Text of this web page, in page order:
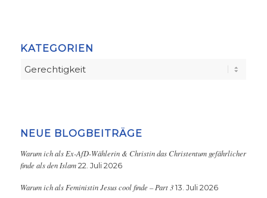
KATEGORIEN
Kategorien
NEUE BLOGBEITRÄGE
Warum ich als Ex-AfD-Wählerin & Christin das Christentum gefährlicher
finde als den Islam 22. Juli 2026
Warum ich als Feministin Jesus cool finde – Part 3 13. Juli 2026